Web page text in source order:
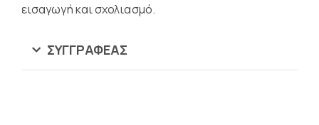
εισαγωγή και σχολιασμό.
ΣΥΓΓΡΑΦΈΑΣ